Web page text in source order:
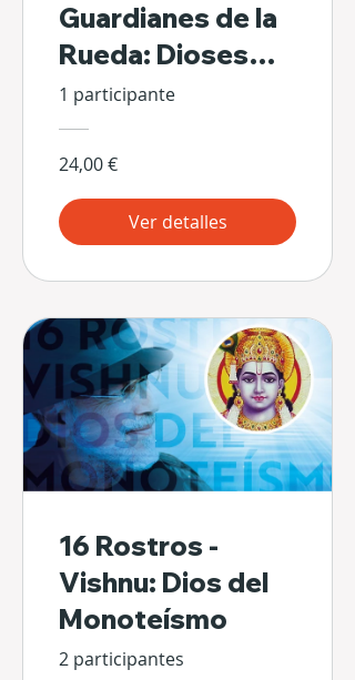
Guardianes de la
Rueda: Dioses
Escondidos de Sí
Mismos
1 participante
24,00 €
Ver detalles
16 Rostros -
Vishnu: Dios del
Monoteísmo
2 participantes